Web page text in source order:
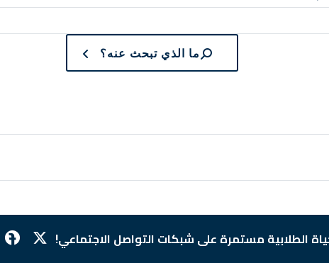
ما الذي تبحث عنه؟
الطلابية مستمرة على شبكات التواصل الاجتماعي!